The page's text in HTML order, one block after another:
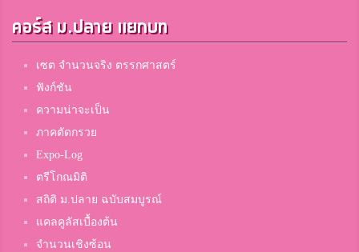
คอร์ส ม.ปลาย แยกบท
เซต จำนวนจริง ตรรกศาสตร์
ฟังก์ชัน
ความน่าจะเป็น
ภาคตัดกรวย
Expo-Log
ตรีโกณมิติ
สถิติ ม.ปลาย ฉบับสมบูรณ์
แคลคูลัสเบื้องต้น
จำนวนเชิงซ้อน